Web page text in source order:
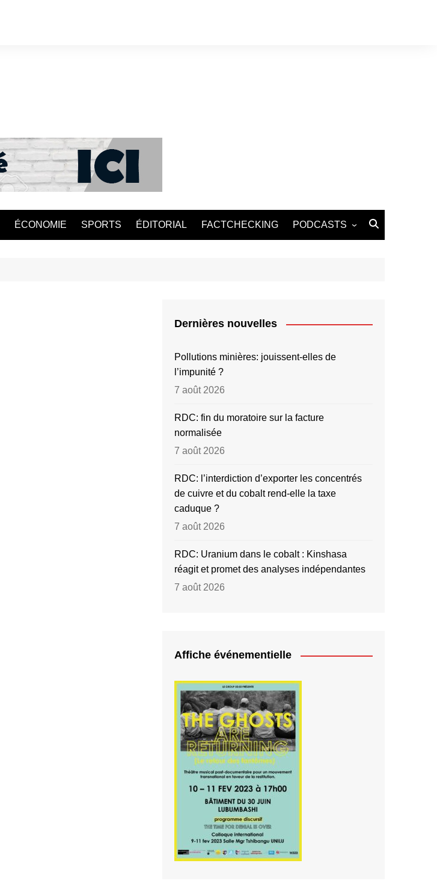
ÉCONOMIE SPORTS ÉDITORIAL FACTCHECKING PODCASTS
Dernières nouvelles
Pollutions minières: jouissent-elles de
l’impunité ?
7 août 2026
RDC: fin du moratoire sur la facture
normalisée
7 août 2026
RDC: l’interdiction d’exporter les concentrés
de cuivre et du cobalt rend-elle la taxe
caduque ?
7 août 2026
RDC: Uranium dans le cobalt : Kinshasa
réagit et promet des analyses indépendantes
7 août 2026
Affiche événementielle